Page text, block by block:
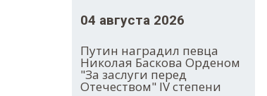
04 августа 2026
Путин наградил певца
Николая Баскова Орденом
"За заслуги перед
Отечеством" IV степени